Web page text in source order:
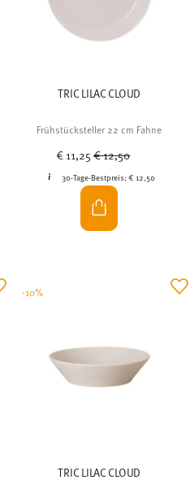
TRIC LILAC CLOUD
Frühstücksteller 22 cm Fahne
€ 11,25Price reduced from
€ 12,50
30-Tage-Bestpreis: € 12,50
TRIC LILAC CLOUD
-10%